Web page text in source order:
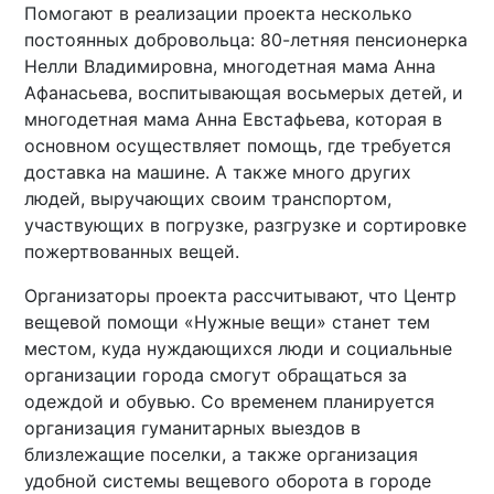
Помогают в реализации проекта несколько
постоянных добровольца: 80-летняя пенсионерка
Нелли Владимировна, многодетная мама Анна
Афанасьева, воспитывающая восьмерых детей, и
многодетная мама Анна Евстафьева, которая в
основном осуществляет помощь, где требуется
доставка на машине. А также много других
людей, выручающих своим транспортом,
участвующих в погрузке, разгрузке и сортировке
пожертвованных вещей.
Организаторы проекта рассчитывают, что Центр
вещевой помощи «Нужные вещи» станет тем
местом, куда нуждающихся люди и социальные
организации города смогут обращаться за
одеждой и обувью. Со временем планируется
организация гуманитарных выездов в
близлежащие поселки, а также организация
удобной системы вещевого оборота в городе